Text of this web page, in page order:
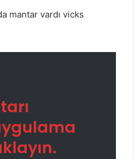
mantar vardı vicks